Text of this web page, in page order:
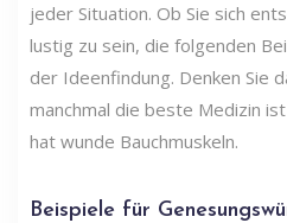
jeder Situation. Ob Sie sich
lustig zu sein, die folgenden
der Ideenfindung. Denken Sie
manchmal die beste Medizin
hat wunde Bauchmuskeln.
Beispiele für